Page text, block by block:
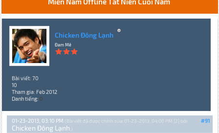
Chicken Đông Lạnh
Đam Mê
Bài viết: 70
10
Tham gia: Feb 2012
Danh tiếng: 0
#91
01-23-2013, 03:10 PM (Bài viết đã được chỉnh sửa: 01-23-2013, 04:00 PM {2} bởi
Chicken Đông Lạnh .)